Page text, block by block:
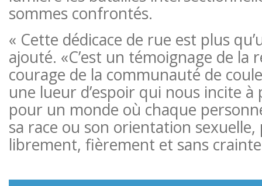
sommes confrontés.
« Cette dédicace de rue est plus
ajouté. «C’est un témoignage de la
courage de la communauté de
une lueur d’espoir qui nous incite
pour un monde où chaque
sa race ou son orientation
librement, fièrement et sans